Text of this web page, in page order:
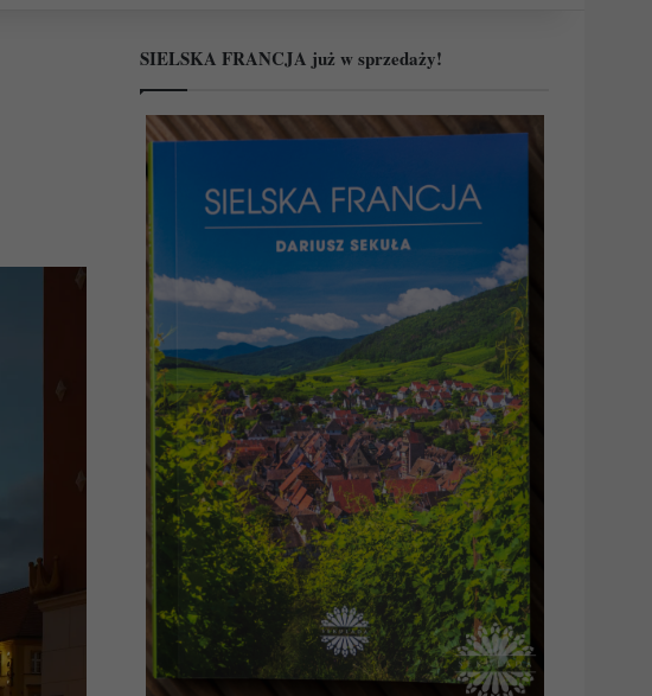
SIELSKA FRANCJA już w sprzedaży!